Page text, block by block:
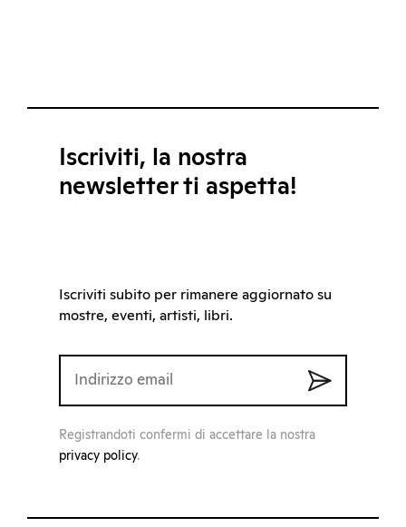
Iscriviti, la nostra
newsletter ti aspetta!
Iscriviti subito per rimanere aggiornato su
mostre, eventi, artisti, libri.
Registrandoti confermi di accettare la nostra
privacy policy.